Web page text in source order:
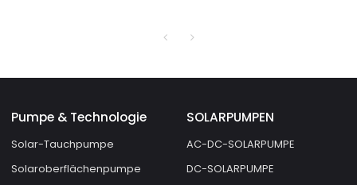
gutpumpensystem
Bauernhöfe
Landwirtschaftspreis
Pumpe & Technologie
Solar-Tauchpumpe
Solaroberflächenpumpe
SOLARPUMPEN
AC-DC-SOLARPUMPE
DC-SOLARPUMPE